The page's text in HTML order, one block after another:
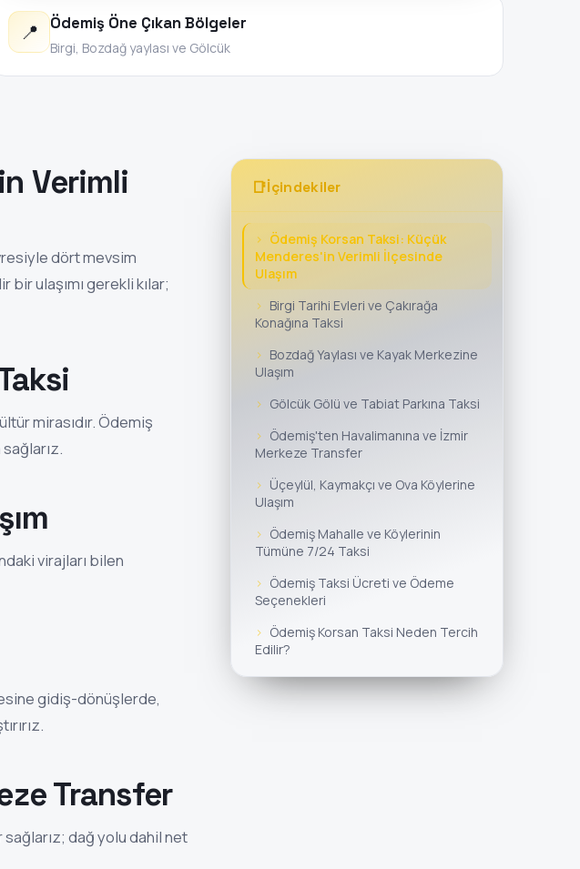
📍 Ödemiş Öne Çıkan Bölgeler
Birgi, Bozdağ yaylası ve Gölcük
Verimli
dört mevsim
bir ulaşımı gerekli kılar;
mirasıdır. Ödemiş
virajları bilen
gidiş-dönüşlerde,
Transfer
dağ yolu dahil net
📑İçindekiler
Ödemiş Korsan Taksi: Küçük
Menderes'in Verimli İlçesinde
Ulaşım
Birgi Tarihi Evleri ve Çakırağa
Konağına Taksi
Bozdağ Yaylası ve Kayak Merkezine
Ulaşım
Gölcük Gölü ve Tabiat Parkına Taksi
Ödemiş'ten Havalimanına ve İzmir
Merkeze Transfer
Üçeylül, Kaymakçı ve Ova Köylerine
Ulaşım
Ödemiş Mahalle ve Köylerinin
Tümüne 7/24 Taksi
Ödemiş Taksi Ücreti ve Ödeme
Seçenekleri
Ödemiş Korsan Taksi Neden Tercih
Edilir?